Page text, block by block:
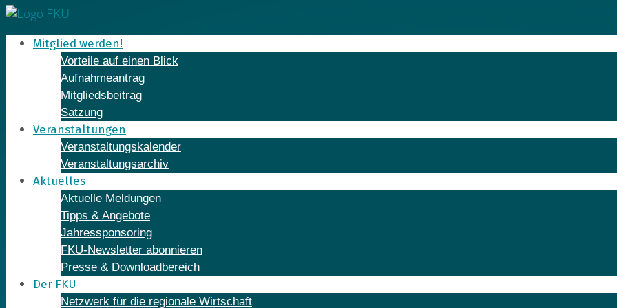
Skip
to
contentMitglied werden!
Vorteile auf einen Blick
Aufnahmeantrag
Mitgliedsbeitrag
Satzung
Veranstaltungen
Veranstaltungskalender
Veranstaltungsarchiv
Aktuelles
Aktuelle Meldungen
Tipps & Angebote
Jahressponsoring
FKU-Newsletter abonnieren
Presse & Downloadbereich
Der FKU
Netzwerk für die regionale Wirtschaft